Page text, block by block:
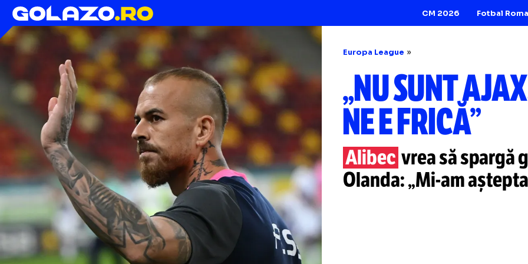
CM 2026
Europa League
„NU SUNT
NE E FRICĂ”
Alibecvrea să
Olanda:
„Mi-am